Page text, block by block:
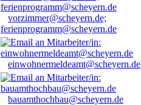
vorzimmer@scheyern.de;
ferienprogramm@scheyern.de
einwohnermeldeamt@scheyern.de
bauamthochbau@scheyern.de